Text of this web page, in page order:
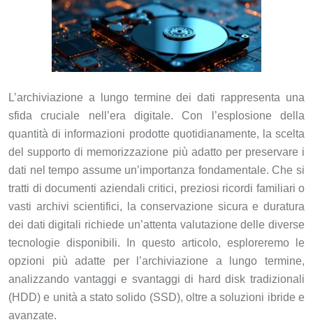
L’archiviazione a lungo termine dei dati rappresenta una
sfida cruciale nell’era digitale. Con l’esplosione della
quantità di informazioni prodotte quotidianamente, la scelta
del supporto di memorizzazione più adatto per preservare i
dati nel tempo assume un’importanza fondamentale. Che si
tratti di documenti aziendali critici, preziosi ricordi familiari o
vasti archivi scientifici, la conservazione sicura e duratura
dei dati digitali richiede un’attenta valutazione delle diverse
tecnologie disponibili. In questo articolo, esploreremo le
opzioni più adatte per l’archiviazione a lungo termine,
analizzando vantaggi e svantaggi di hard disk tradizionali
(HDD) e unità a stato solido (SSD), oltre a soluzioni ibride e
avanzate.